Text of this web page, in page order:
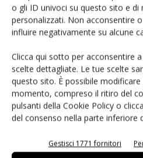
o gli ID univoci su questo sito e di
personalizzati. Non acconsentire
influire negativamente su alcune
Clicca qui sotto per acconsentire
scelte dettagliate. Le tue scelte
questo sito. È possibile
momento, compreso il ritiro del
pulsanti della Cookie Policy o
del consenso nella parte inferiore
Gestisci 1771 fornitori
eco-rete considera la PA un partner
le Pmi. Molti dei vantaggi derivanti
trovano riscontro, nelle iniziative in
(www.agenda21.it) oltre che nelle
nella PA. E' indubbio il ruolo che la PA
tematiche quali la sostenibilità di una